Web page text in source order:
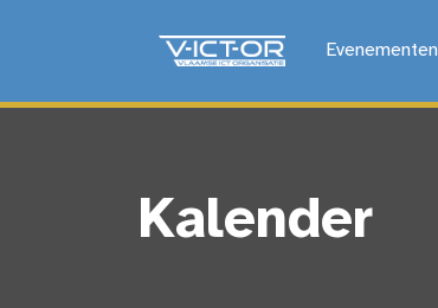
Evenementen
Kalender